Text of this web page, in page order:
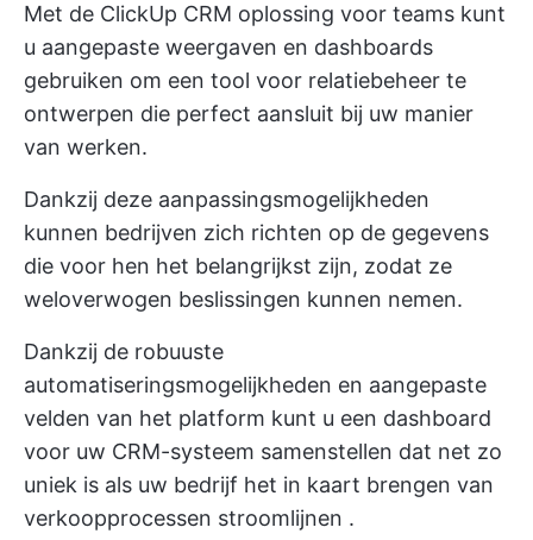
Met de ClickUp CRM oplossing voor teams kunt
u aangepaste weergaven en dashboards
gebruiken om een tool voor relatiebeheer te
ontwerpen die perfect aansluit bij uw manier
van werken.
Dankzij deze aanpassingsmogelijkheden
kunnen bedrijven zich richten op de gegevens
die voor hen het belangrijkst zijn, zodat ze
weloverwogen beslissingen kunnen nemen.
Dankzij de robuuste
automatiseringsmogelijkheden en aangepaste
velden van het platform kunt u een dashboard
voor uw CRM-systeem samenstellen dat net zo
uniek is als uw bedrijf het in kaart brengen van
verkoopprocessen stroomlijnen .